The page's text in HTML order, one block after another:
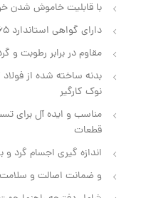
با قابلیت خاموش شدن
دارای گواهی استاندارد IP65
مقاوم در برابر رطوبت و
بدنه ساخته شده از
نوک کارگیر
مناسب و ایده آل برای
قطعات
اندازه گیری اجسام گرد و
و ضمانت اصالت و سلامت